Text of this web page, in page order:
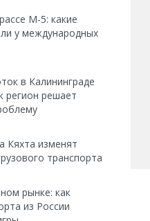
М-5: какие
у международных
в Калининграде
регион решает
Кяхта изменят
транспорта
рынке: как
из России